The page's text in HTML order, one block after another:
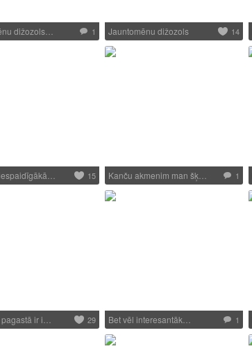
dižozols… 1 Jauntomēnu dižozols 14
15 Kanču akmenim man šķ… 1
ir i… 29 Bet vēl interesantāk… 1